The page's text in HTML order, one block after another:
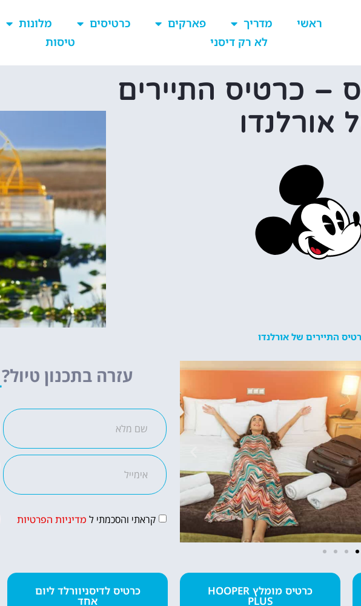
ראשי מדריך פארקים כרטיסים מלונות
לא רק דיסני
טיסות
– כרטיס התיירים
אורלנדו
התיירים של אורלנדו
טיסות
עזרה בתכנון טיול?
קראתי והסכמתי ל מדיניות הפרטיות
כרטיס מומלץ HOOPER
PLUS
כרטיס לדיסניוורלד ליום
אחד